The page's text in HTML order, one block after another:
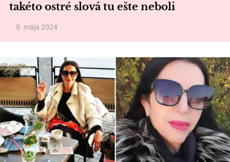
takéto ostré slová tu ešte neboli
9. mája 2024